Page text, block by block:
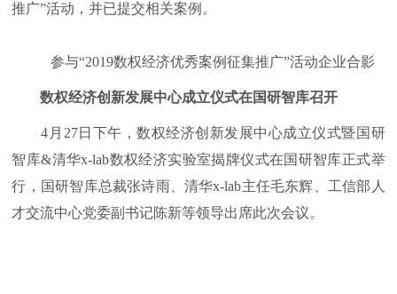
推广”活动，并已提交相关案例。
参与“2019数权经济优秀案例征集推广”活动企业合影
数权经济创新发展中心成立仪式在国研智库召开
4月27日下午，数权经济创新发展中心成立仪式暨国研
智库&清华x-lab数权经济实验室揭牌仪式在国研智库正式举
行，国研智库总裁张诗雨、清华x-lab主任毛东辉、工信部人
才交流中心党委副书记陈新等领导出席此次会议。